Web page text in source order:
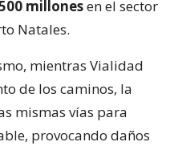
millonesen el sector
Natales.
mientras Vialidad
de los caminos, la
mismas vías para
provocando daños